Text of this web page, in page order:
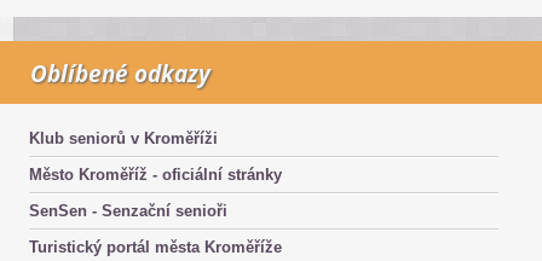
Oblíbené odkazy
Klub seniorů v Kroměříži
Město Kroměříž - oficiální stránky
SenSen - Senzační senioři
Turistický portál města Kroměříže